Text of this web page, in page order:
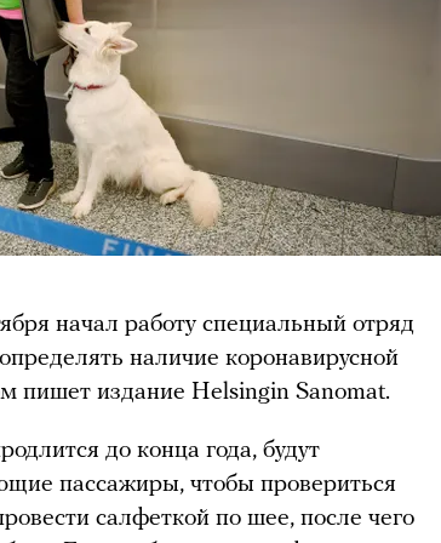
начал работу специальный отряд
наличие коронавирусной
пишет издание Helsingin Sanomat.
до конца года, будут
пассажиры, чтобы провериться
салфеткой по шее, после чего